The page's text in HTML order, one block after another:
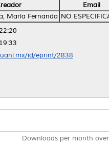
Email
María Fernanda NO
id/eprint/2838
Downloads per month